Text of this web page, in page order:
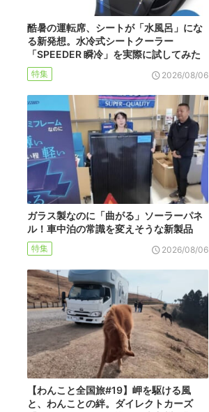
酷暑の運転席、シートが「水風呂」にな
る新発想。水冷式シートクーラー
「SPEEDER 瞬冷」を実際に試してみた
特集 2026/08/06
ガラス製なのに「曲がる」ソーラーパネ
ル！車中泊の常識を変えそうな新製品
特集 2026/08/06
【わんこと全国旅#19】岬を駆ける風
と、わんことの絆。ダイレクトカーズ